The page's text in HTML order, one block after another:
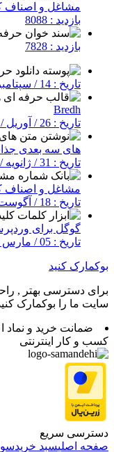
مشاغل و اصناف
بازدید : 8088
بازدید : 7828
تاریخ : 14 / سپتامبر / 2017
Bredh
تاریخ : 26 / آوریل / 2019
های سه بعدی
تاریخ : 31 / ژانویه / 2020
مشاغل و اصناف
تاریخ : 18 / آگوست / 2017
گوگل برای
تاریخ : 05 / مارس / 2020
بوکمارک کنید
برای دسترسی بهتر ,
سایت ما را بوکمارک
ضمانت خرید و نماد
کسب و کار اینترنتی
دسترسی سریع
صفحه اصلیسبد خرید